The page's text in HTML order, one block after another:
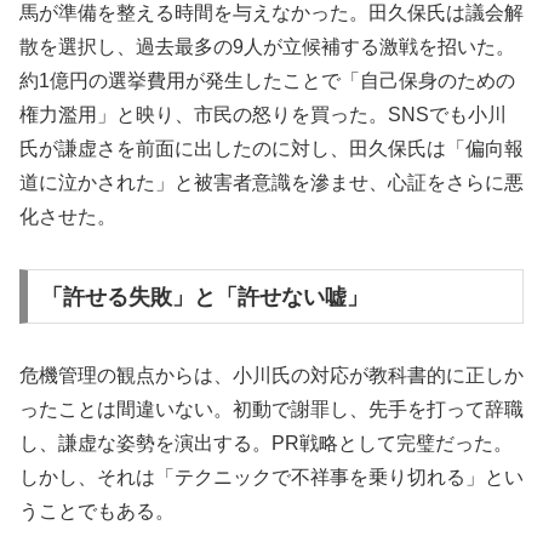
馬が準備を整える時間を与えなかった。田久保氏は議会解
散を選択し、過去最多の9人が立候補する激戦を招いた。
約1億円の選挙費用が発生したことで「自己保身のための
権力濫用」と映り、市民の怒りを買った。SNSでも小川
氏が謙虚さを前面に出したのに対し、田久保氏は「偏向報
道に泣かされた」と被害者意識を滲ませ、心証をさらに悪
化させた。
「許せる失敗」と「許せない嘘」
危機管理の観点からは、小川氏の対応が教科書的に正しか
ったことは間違いない。初動で謝罪し、先手を打って辞職
し、謙虚な姿勢を演出する。PR戦略として完璧だった。
しかし、それは「テクニックで不祥事を乗り切れる」とい
うことでもある。